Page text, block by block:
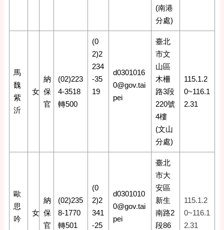
(南港
分處)
馬
魏
紫
沂
女
納
保
官
(02)223
4-3518
轉500
(0
2)2
234
-35
19
d0301016
0@gov.tai
pei
臺北
市文
山區
木柵
路3段
220號
4樓
(文山
分處)
115.1.2
0~116.1
2.31
歐
思
吟
女
納
保
官
(02)235
8-1770
轉501
(0
2)2
341
-25
d0301010
0@gov.tai
pei
臺北
市大
安區
新生
南路2
段86
115.1.2
0~116.1
2.31